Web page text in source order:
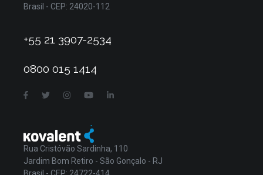
Brasil - CEP: 24020-112
+55 21 3907-2534
0800 015 1414
Rua Cristóvão Sardinha, 110
Jardim Bom Retiro - São Gonçalo - RJ
Brasil - CEP: 24722-414